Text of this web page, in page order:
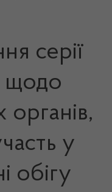
серії
щодо
у
обігу